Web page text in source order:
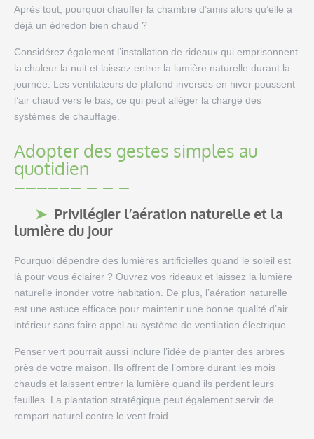
Après tout, pourquoi chauffer la chambre d’amis alors qu’elle a
déjà un édredon bien chaud ?
Considérez également l’installation de rideaux qui emprisonnent
la chaleur la nuit et laissez entrer la lumière naturelle durant la
journée. Les ventilateurs de plafond inversés en hiver poussent
l’air chaud vers le bas, ce qui peut alléger la charge des
systèmes de chauffage.
Adopter des gestes simples au
quotidien
Privilégier l’aération naturelle et la
lumière du jour
Pourquoi dépendre des lumières artificielles quand le soleil est
là pour vous éclairer ? Ouvrez vos rideaux et laissez la lumière
naturelle inonder votre habitation. De plus, l’aération naturelle
est une astuce efficace pour maintenir une bonne qualité d’air
intérieur sans faire appel au système de ventilation électrique.
Penser vert pourrait aussi inclure l’idée de planter des arbres
près de votre maison. Ils offrent de l’ombre durant les mois
chauds et laissent entrer la lumière quand ils perdent leurs
feuilles. La plantation stratégique peut également servir de
rempart naturel contre le vent froid.